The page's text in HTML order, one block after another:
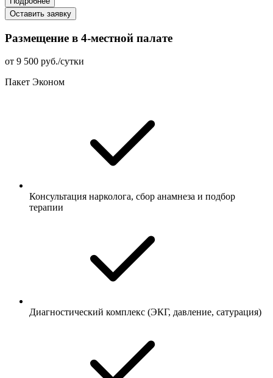
Оставить заявку
Размещение в 4-местной палате
от 9 500 руб./сутки
Пакет Эконом
Консультация нарколога, сбор анамнеза и подбор
терапии
Диагностический комплекс (ЭКГ, давление, сатурация)